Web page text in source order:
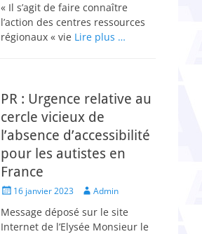
« Il s’agit de faire connaître
l’action des centres ressources
régionaux « vie Lire plus …
PR : Urgence relative au
cercle vicieux de
l’absence d’accessibilité
pour les autistes en
France
Posted16 janvier 2023 Author
Admin
Message déposé sur le site
Internet de l’Elysée Monsieur le